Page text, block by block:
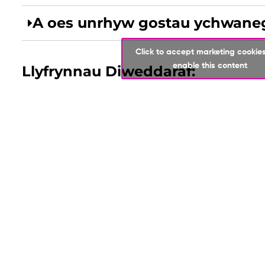
A oes unrhyw gostau
Click to accept marketing
enable this content
Llyfrynnau Diweddaraf: